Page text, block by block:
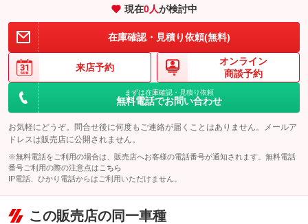
現在0人が検討中
在庫確認・見積り依頼(無料)
来店予約
オンライン
商談予約
まずは在庫確認・見積り依頼
無料電話でお問い合わせ
お気軽にどうぞ。問合せ後に何度もご連絡が届くことはありません。メールア
ドレスは販売店に公開されません。
※無料電話をご利用の場合は、販売店へお客様の電話番号が通知されます。無料電話
番号ご利用の際の注意点は こちら
IP電話、ひかり電話からはご利用いただけません。
この販売店の同一車種